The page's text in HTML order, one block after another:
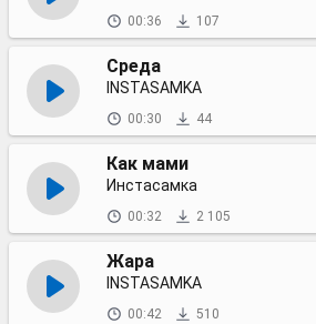
00:36 107
Среда
INSTASAMKA
00:30 44
Как мами
Инстасамка
00:32 2 105
Жара
INSTASAMKA
00:42 510